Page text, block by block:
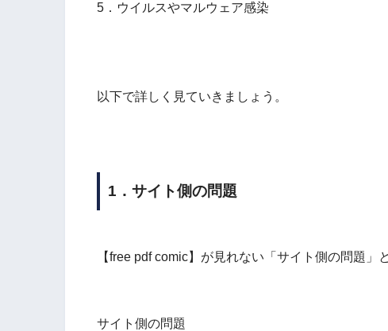
5．ウイルスやマルウェア感染
以下で詳しく見ていきましょう。
1．サイト側の問題
【free pdf comic】が見れない「サイト側の問題」
サイト側の問題